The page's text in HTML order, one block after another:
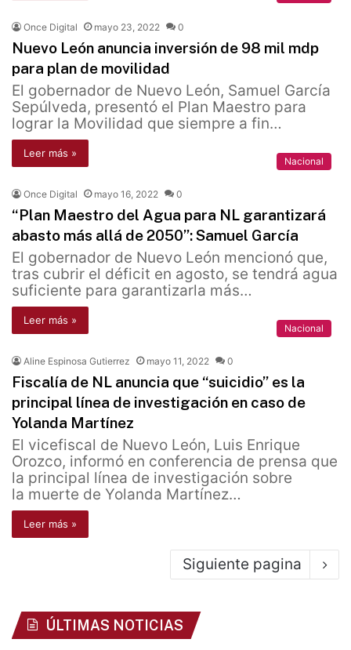
Once Digital mayo 23, 2022 0
Nuevo León anuncia inversión de 98 mil mdp
para plan de movilidad
El gobernador de Nuevo León, Samuel García
Sepúlveda, presentó el Plan Maestro para
lograr la Movilidad que siempre a fin…
Leer más »
Nacional
Once Digital mayo 16, 2022 0
“Plan Maestro del Agua para NL garantizará
abasto más allá de 2050”: Samuel García
El gobernador de Nuevo León mencionó que,
tras cubrir el déficit en agosto, se tendrá agua
suficiente para garantizarla más…
Leer más »
Nacional
Aline Espinosa Gutierrez mayo 11, 2022 0
Fiscalía de NL anuncia que “suicidio” es la
principal línea de investigación en caso de
Yolanda Martínez
El vicefiscal de Nuevo León, Luis Enrique
Orozco, informó en conferencia de prensa que
la principal línea de investigación sobre
la muerte de Yolanda Martínez…
Leer más »
Siguiente pagina
ÚLTIMAS NOTICIAS